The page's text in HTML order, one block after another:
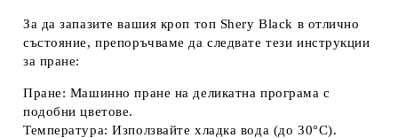
За да запазите вашия кроп топ Shery Black в отлично
състояние, препоръчваме да следвате тези инструкции
за пране:
Пране: Машинно пране на деликатна програма с
подобни цветове.
Температура: Използвайте хладка вода (до 30°C).